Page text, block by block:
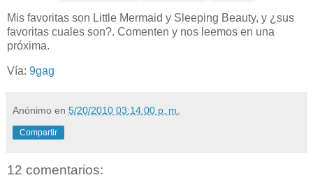
Mis favoritas son Little Mermaid y Sleeping Beauty, y ¿sus
favoritas cuales son?. Comenten y nos leemos en una
próxima.
Vía: 9gag
Anónimo en 5/20/2010 03:14:00 p. m.
Compartir
12 comentarios: